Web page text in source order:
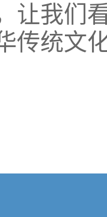
让我们
传统文